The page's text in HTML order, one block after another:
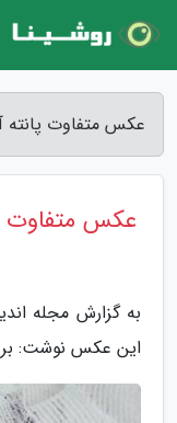
عکس متفاوت پانته
عکس متفاوت
به گزارش مجله
این عکس نوشت: بر